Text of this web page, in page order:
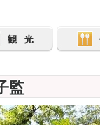
監